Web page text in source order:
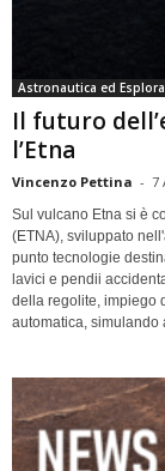
Astronautica ed
Il futuro
l’Etna
Vincenzo Pettina - 7
Sul vulcano Etna si è
(ETNA), sviluppato
punto tecnologie
lavici e pendii
della regolite, impiego
automatica, simulando